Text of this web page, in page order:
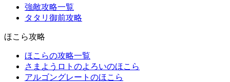
強敵攻略一覧
タタリ御前攻略
ほこら攻略
ほこらの攻略一覧
さまようロトのよろいのほこら
アルゴングレートのほこら